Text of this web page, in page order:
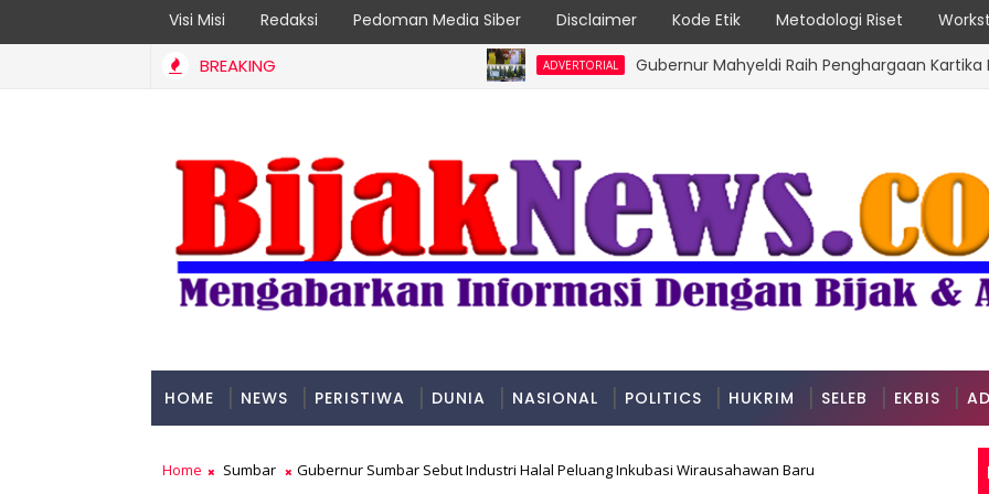
Visi Misi Redaksi Pedoman Media Siber Disclaimer Kode Etik Metodologi Riset
BREAKING ADVERTORIAL Gubernur Mahyeldi Raih Penghargaan Kartika Pamong
HOME NEWS PERISTIWA DUNIA NASIONAL POLITICS HUKRIM SELEB EKBIS
Home Sumbar Gubernur Sumbar Sebut Industri Halal Peluang Inkubasi Wirausahawan Baru